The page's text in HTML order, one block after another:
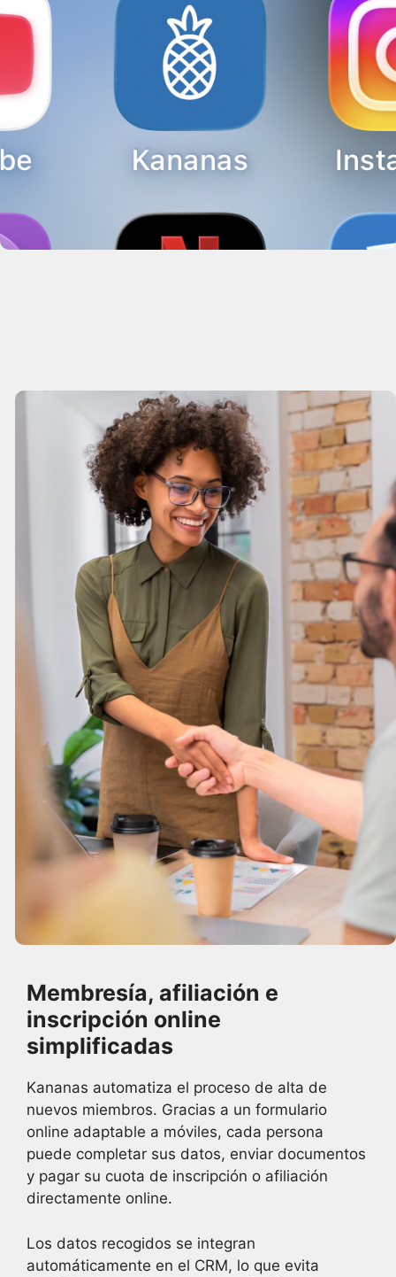
Membresía, afiliación e
inscripción online
simplificadas
Kananas automatiza el proceso de alta de
nuevos miembros. Gracias a un formulario
online adaptable a móviles, cada persona
puede completar sus datos, enviar documentos
y pagar su cuota de inscripción o afiliación
directamente online.
Los datos recogidos se integran
automáticamente en el CRM, lo que evita